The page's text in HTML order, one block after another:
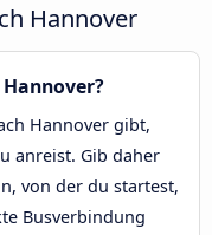
Hannover
Hannover gibt,
anreist. Gib daher
von der du startest,
Busverbindung